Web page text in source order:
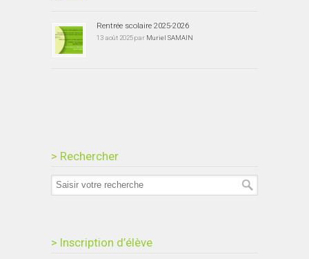
Rentrée scolaire 2025-2026
13 août 2025 par Muriel SAMAIN
> Rechercher
> Inscription d’élève